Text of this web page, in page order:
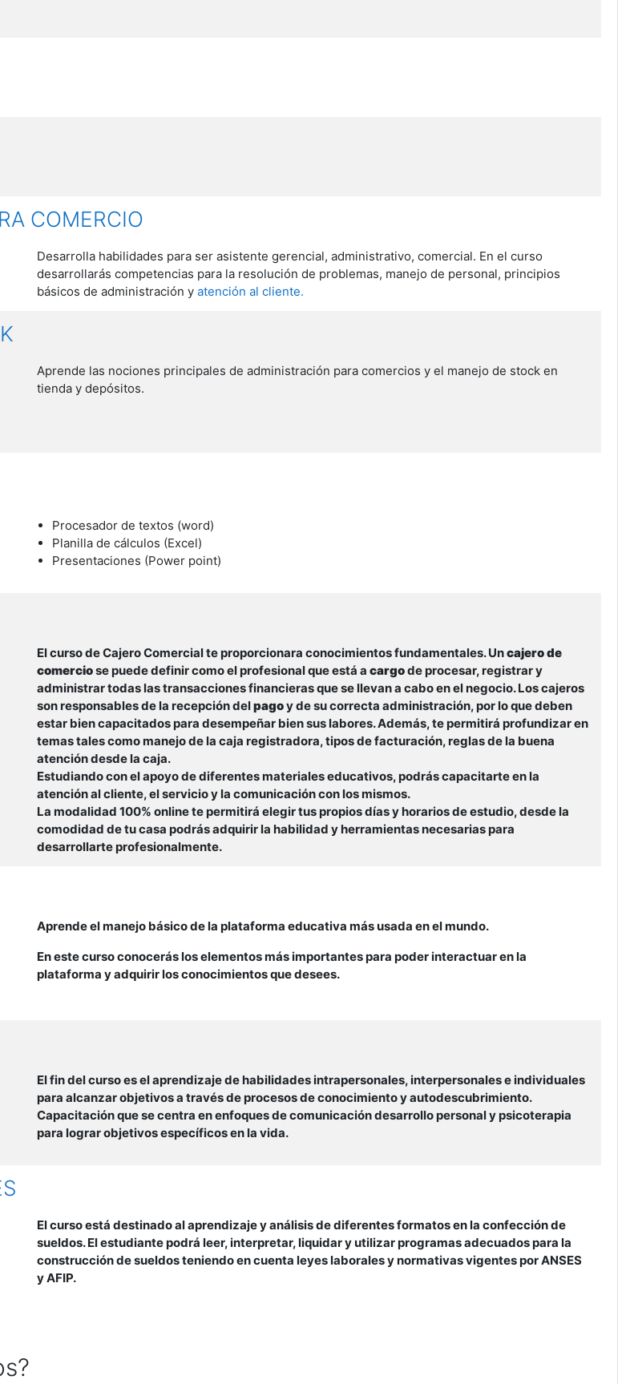
COMERCIO
Desarrolla habilidades para ser asistente gerencial, administrativo, comercial. En el curso
desarrollarás competencias para la resolución de problemas, manejo de personal, principios
básicos de administración yatención al cliente.
Aprende las nociones principales de administración para comercios y el manejo de stock en
tienda y depósitos.
Procesador de textos (word)
Planilla de cálculos (Excel)
Presentaciones (Power point)
El curso de Cajero Comercial te proporcionara conocimientos fundamentales. Uncajero de
comerciose puede definir como el profesional que está acargode procesar, registrar y
administrar todas las transacciones financieras que se llevan a cabo en el negocio. Los cajeros
son responsables de la recepción delpagoy de su correcta administración, por lo que deben
estar bien capacitados para desempeñar bien sus labores. Además, te permitirá profundizar en
temas tales como manejo de la caja registradora, tipos de facturación, reglas de la buena
atención desde la caja.
Estudiando con el apoyo de diferentes materiales educativos, podrás capacitarte en la
atención al cliente, el servicio y la comunicación con los mismos.
La modalidad 100% online te permitirá elegir tus propios días y horarios de estudio, desde la
comodidad de tu casa podrás adquirir la habilidad y herramientas necesarias para
desarrollarte profesionalmente.
Aprende el manejo básico de la plataforma educativa más usada en el mundo.
En este curso conocerás los elementos más importantes para poder interactuar en la
plataforma y adquirir los conocimientos que desees.
El fin del curso es el aprendizaje de habilidades intrapersonales, interpersonales e individuales
para alcanzar objetivos a través de procesos de conocimiento y autodescubrimiento.
Capacitación que se centra en enfoques de comunicación desarrollo personal y psicoterapia
para lograr objetivos específicos en la vida.
El curso está destinado al aprendizaje y análisis de diferentes formatos en la confección de
sueldos. El estudiante podrá leer, interpretar, liquidar y utilizar programas adecuados para la
construcción de sueldos teniendo en cuenta leyes laborales y normativas vigentes por ANSES
y AFIP.